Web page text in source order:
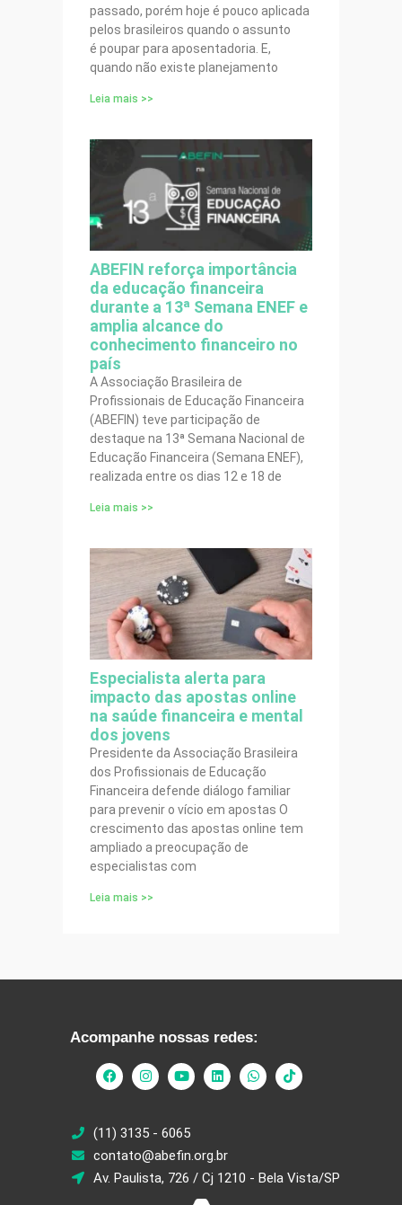
passado, porém hoje é pouco aplicada
pelos brasileiros quando o assunto
é poupar para aposentadoria. E,
quando não existe planejamento
Leia mais >>
ABEFIN reforça importância
da educação financeira
durante a 13ª Semana ENEF e
amplia alcance do
conhecimento financeiro no
país
A Associação Brasileira de
Profissionais de Educação Financeira
(ABEFIN) teve participação de
destaque na 13ª Semana Nacional de
Educação Financeira (Semana ENEF),
realizada entre os dias 12 e 18 de
Leia mais >>
Especialista alerta para
impacto das apostas online
na saúde financeira e mental
dos jovens
Presidente da Associação Brasileira
dos Profissionais de Educação
Financeira defende diálogo familiar
para prevenir o vício em apostas O
crescimento das apostas online tem
ampliado a preocupação de
especialistas com
Leia mais >>
Acompanhe nossas redes:
(11) 3135 - 6065
contato@abefin.org.br
Av. Paulista, 726 / Cj 1210 - Bela Vista/SP